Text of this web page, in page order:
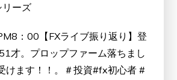
リーズ
：00【FXライブ振り返り】登
才。プロップファーム落ちまし
けます！！。＃投資#fx初心者 #